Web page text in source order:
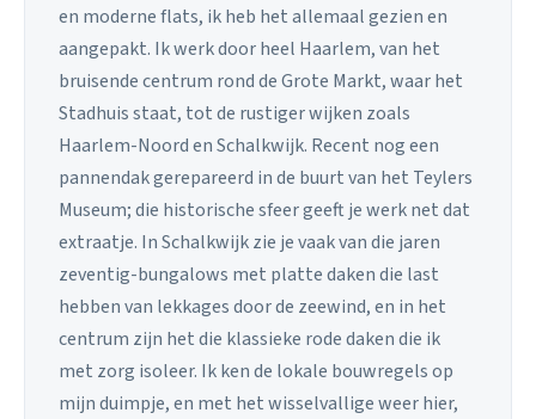
en moderne flats, ik heb het allemaal gezien en
aangepakt. Ik werk door heel Haarlem, van het
bruisende centrum rond de Grote Markt, waar het
Stadhuis staat, tot de rustiger wijken zoals
Haarlem-Noord en Schalkwijk. Recent nog een
pannendak gerepareerd in de buurt van het Teylers
Museum; die historische sfeer geeft je werk net dat
extraatje. In Schalkwijk zie je vaak van die jaren
zeventig-bungalows met platte daken die last
hebben van lekkages door de zeewind, en in het
centrum zijn het die klassieke rode daken die ik
met zorg isoleer. Ik ken de lokale bouwregels op
mijn duimpje, en met het wisselvallige weer hier,